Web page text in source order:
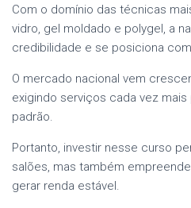
Com o domínio das técnicas
vidro, gel moldado e polygel, a
credibilidade e se posiciona
O mercado nacional vem
exigindo serviços cada vez
padrão.
Portanto, investir nesse curso
salões, mas também
gerar renda estável.